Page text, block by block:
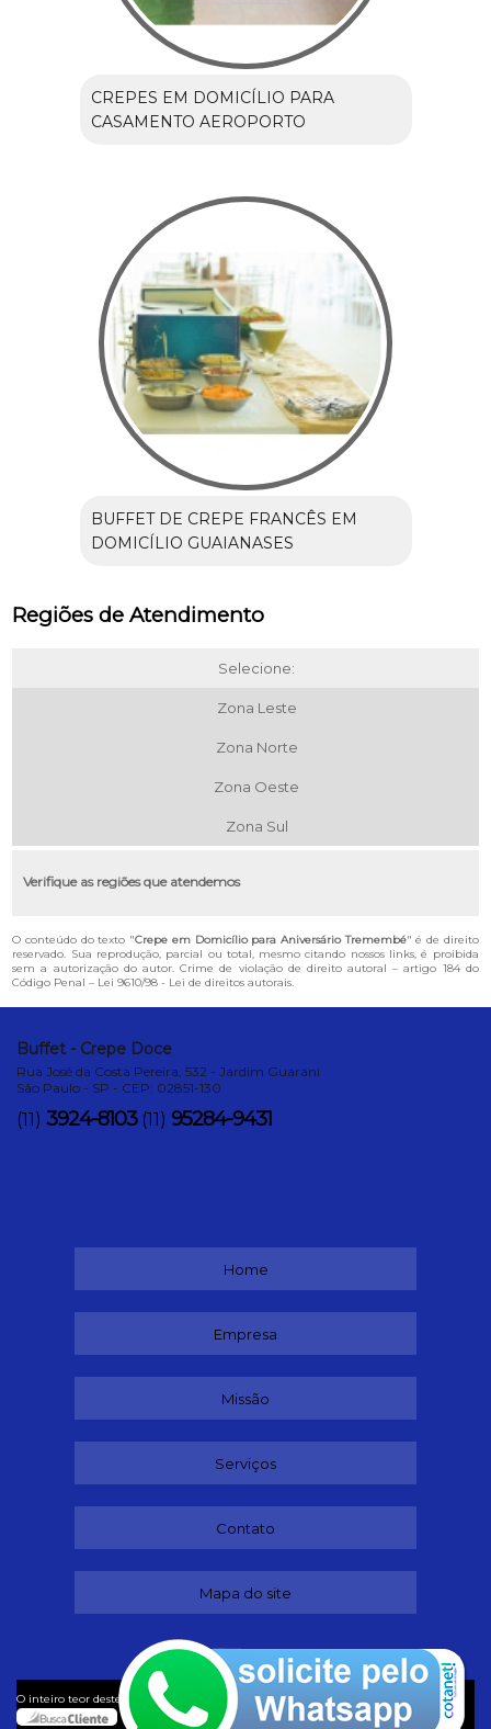
CREPES EM DOMICÍLIO PARA
CASAMENTO AEROPORTO
BUFFET DE CREPE FRANCÊS EM
DOMICÍLIO GUAIANASES
Regiões de Atendimento
Selecione:
Zona Leste
Zona Norte
Zona Oeste
Zona Sul
Verifique as regiões que atendemos
O conteúdo do texto "Crepe em Domicílio para Aniversário Tremembé" é de direito
reservado. Sua reprodução, parcial ou total, mesmo citando nossos links, é proibida
sem a autorização do autor. Crime de violação de direito autoral – artigo 184 do
Código Penal – Lei 9610/98 - Lei de direitos autorais.
Buffet - Crepe Doce
Rua José da Costa Pereira, 532 - Jardim Guarani
São Paulo - SP - CEP: 02851-130
(11) 3924-8103 (11) 95284-9431
Home
Empresa
Missão
Serviços
Contato
Mapa do site
O inteiro teor deste site está sujeito à proteção de direitos autorais. Copyright
Buffet (Lei 9610 de 19/02/1998)